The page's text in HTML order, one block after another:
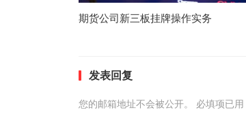
期货公司新三板挂牌操作实务
发表回复
您的邮箱地址不会被公开。 必填项已用